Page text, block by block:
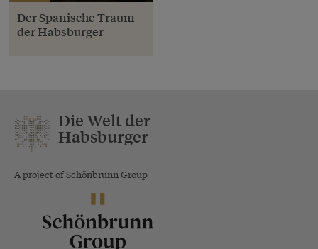
Der Spanische Traum
der Habsburger
Die Welt der
Habsburger
A project of Schönbrunn Group